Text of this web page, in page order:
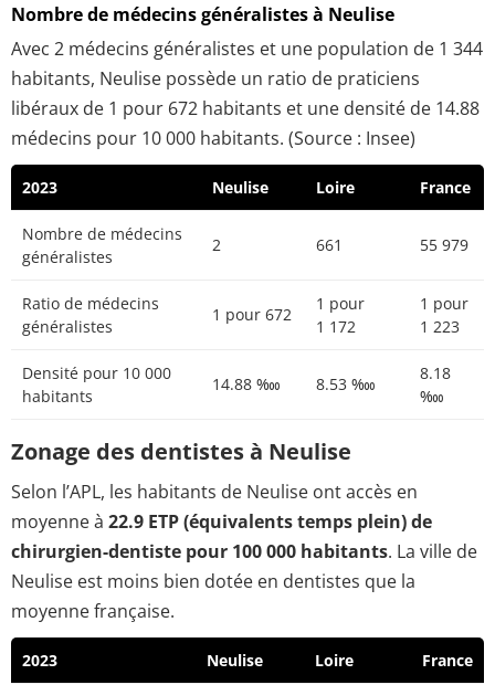
Nombre de médecins généralistes à Neulise
Avec 2 médecins généralistes et une population de 1 344
habitants, Neulise possède un ratio de praticiens
libéraux de 1 pour 672 habitants et une densité de 14.88
médecins pour 10 000 habitants. (Source : Insee)
2023 Neulise Loire France
Nombre de médecins
généralistes
2 661 55 979
Ratio de médecins
généralistes
1 pour 672
1 pour
1 172
1 pour
1 223
Densité pour 10 000
habitants
14.88 ‱ 8.53 ‱
8.18
‱
Zonage des dentistes à Neulise
Selon l’APL, les habitants de Neulise ont accès en
moyenne à 22.9 ETP (équivalents temps plein) de
chirurgien-dentiste pour 100 000 habitants. La ville de
Neulise est moins bien dotée en dentistes que la
moyenne française.
2023 Neulise Loire France